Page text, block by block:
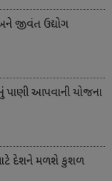
જીવંત ઉદ્યોગ
પાણી આપવાની યોજના
માટે દેશને મળશે કુશળ